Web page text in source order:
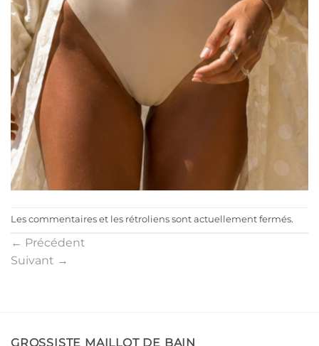
Les commentaires et les rétroliens sont actuellement fermés.
← Précédent
Suivant →
GROSSISTE MAILLOT DE BAIN